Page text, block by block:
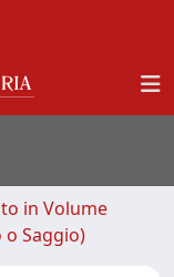
in Volume
Saggio)